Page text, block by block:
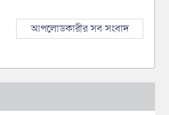
আপলোডকারীর সব সংবাদ